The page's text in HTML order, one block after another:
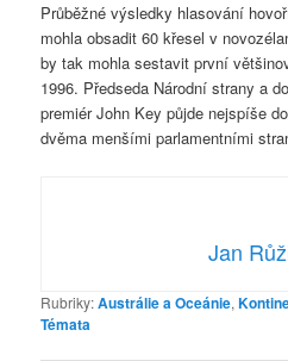
Průběžné výsledky hlasování
mohla obsadit 60 křesel v
by tak mohla sestavit první
1996. Předseda Národní strany a
premiér John Key půjde nejspíše
dvěma menšími parlamentními
Jan
Rubriky:Austrálie a Oceánie,
Témata